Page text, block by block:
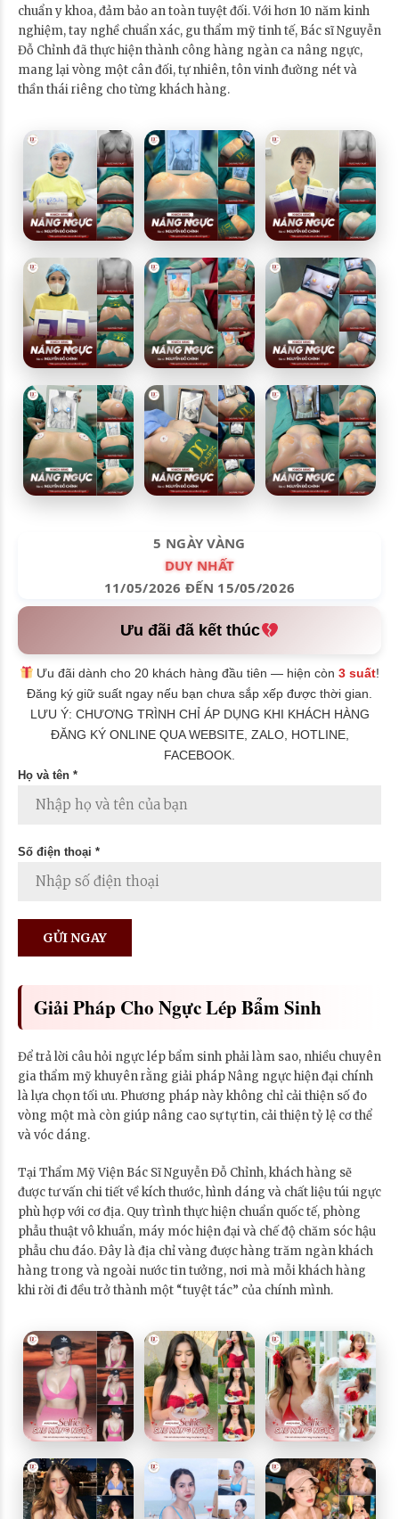
chuẩn y khoa, đảm bảo an toàn tuyệt đối. Với hơn 10 năm kinh
nghiệm, tay nghề chuẩn xác, gu thẩm mỹ tinh tế, Bác sĩ Nguyễn
Đỗ Chỉnh đã thực hiện thành công hàng ngàn ca nâng ngực,
mang lại vòng một cân đối, tự nhiên, tôn vinh đường nét và
thần thái riêng cho từng khách hàng.
5 NGÀY VÀNG
DUY NHẤT
11/05/2026 ĐẾN 15/05/2026
Ưu đãi đã kết thúc
Ưu đãi dành cho 20 khách hàng đầu tiên — hiện còn3 suất!
Đăng ký giữ suất ngay nếu bạn chưa sắp xếp được thời gian.
LƯU Ý: CHƯƠNG TRÌNH CHỈ ÁP DỤNG KHI KHÁCH HÀNG
ĐĂNG KÝ ONLINE QUA WEBSITE, ZALO, HOTLINE,
FACEBOOK.
Họ và tên *
Số điện thoại *
Giải Pháp Cho Ngực Lép Bẩm Sinh
Để trả lời câu hỏi ngực lép bẩm sinh phải làm sao, nhiều chuyên
gia thẩm mỹ khuyên rằng giải pháp Nâng ngực hiện đại chính
là lựa chọn tối ưu. Phương pháp này không chỉ cải thiện số đo
vòng một mà còn giúp nâng cao sự tự tin, cải thiện tỷ lệ cơ thể
và vóc dáng.
Tại Thẩm Mỹ Viện Bác Sĩ Nguyễn Đỗ Chỉnh, khách hàng sẽ
được tư vấn chi tiết về kích thước, hình dáng và chất liệu túi ngực
phù hợp với cơ địa. Quy trình thực hiện chuẩn quốc tế, phòng
phẫu thuật vô khuẩn, máy móc hiện đại và chế độ chăm sóc hậu
phẫu chu đáo. Đây là địa chỉ vàng được hàng trăm ngàn khách
hàng trong và ngoài nước tin tưởng, nơi mà mỗi khách hàng
khi rời đi đều trở thành một “tuyệt tác” của chính mình.